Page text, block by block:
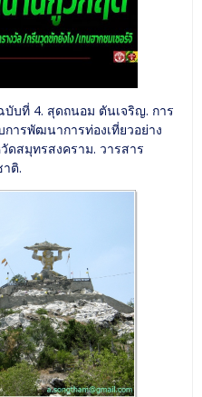
บที่ 4. สุดถนอม ตันเจริญ. การ
ารพัฒนาการท่องเที่ยวอย่าง
สมุทรสงคราม. วารสาร
ติ.